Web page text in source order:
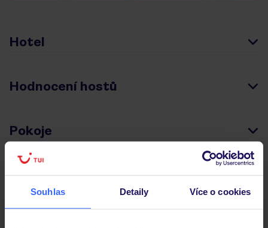
Souhlas Detaily Více o cookies
Hotel
Hodnocení hostů
Pokoje
Stravování